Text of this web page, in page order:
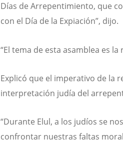
Días de Arrepentimiento, que
con el Día de la Expiación”, dijo.
“El tema de esta asamblea es
Explicó que el imperativo de la
interpretación judía del
“Durante Elul, a los judíos se
confrontar nuestras faltas